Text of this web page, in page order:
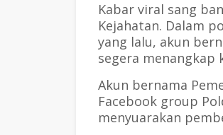
Kabar viral sang
Kejahatan. Dalam
yang lalu, akun
segera
Akun bernama
Facebook group
menyuarakan